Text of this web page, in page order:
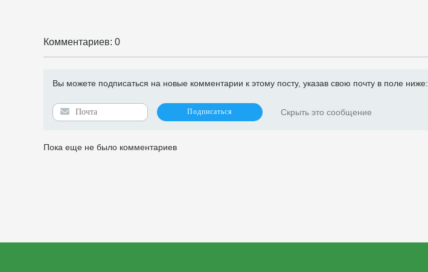
Комментариев: 0
Вы можете подписаться на новые комментарии к этому посту, указав свою почту в поле ниже:
Скрыть это сообщение
Пока еще не было комментариев